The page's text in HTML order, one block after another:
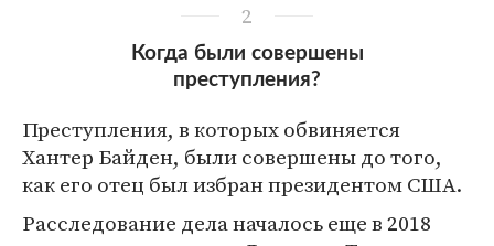
2
Когда были совершены
преступления?
Преступления, в которых обвиняется
Хантер Байден, были совершены до того,
как его отец был избран президентом США.
Расследование дела началось еще в 2018